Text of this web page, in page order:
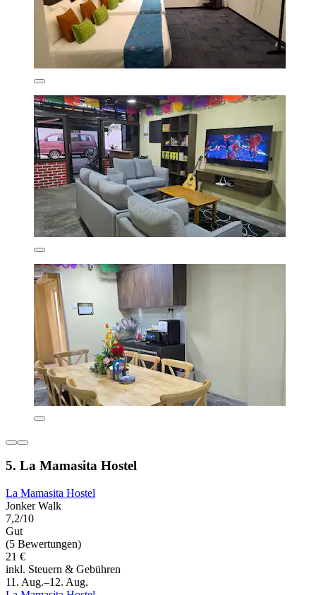
5. La Mamasita Hostel
La Mamasita Hostel
Jonker Walk
7,2/10
Gut
(5 Bewertungen)
21 €
inkl. Steuern & Gebühren
11. Aug.–12. Aug.